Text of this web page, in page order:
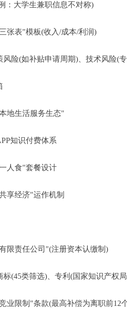
：大学生兼职信息不对称)
张表"模板(收入/成本/利润)
风险(如补贴申请周期)、技术风险(
地生活服务生态"
知识付费体系
人食"套餐设计
享经济"运作机制
限责任公司"(注册资本认缴制)
(45类筛选)、专利(国家知识产权
业限制"条款(最高补偿为离职前12